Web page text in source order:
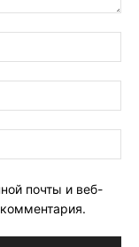
почты и веб-